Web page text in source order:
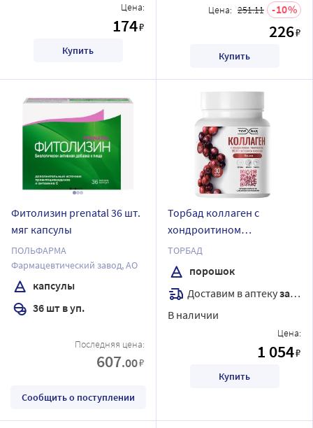
Цена:
174₽
Купить
Цена: 251.11 10
226₽
Купить
Фитолизин prenatal 36 шт.
мяг капсулы
ПОЛЬФАРМА
Фармацевтический завод, АО
капсулы
36 шт в уп.
Последняя цена:
607.00₽
Сообщить о поступлении
Торбад коллаген с
хондроитином
глюкозамином мсм и
экстрактом босвеллии 190
гр порошок со вкусом
вишня
ТОРБАД
порошок
Доставим в аптекузавтра
В наличии
Цена:
1 054₽
Купить